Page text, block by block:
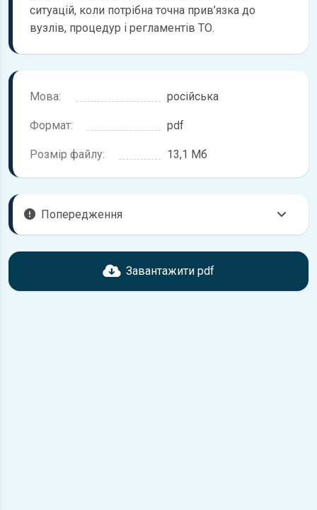
ситуацій, коли потрібна точна прив’язка до
вузлів, процедур і регламентів ТО.
Мова: російська
Формат: pdf
Розмір файлу: 13,1 Мб
Попередження
Перед завантаженням ознайомтесь з характеристиками
двигунів Toyota, що надані в книзі. Можливі розбіжності,
Завантажити pdf